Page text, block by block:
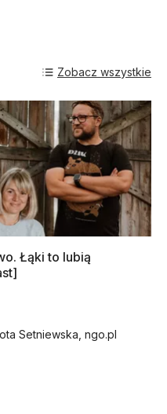
Łąki to lubią
Setniewska, ngo.pl
Zobacz wszystkie